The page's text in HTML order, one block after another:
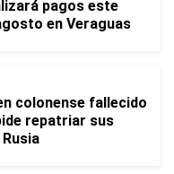
pagos este
en Veraguas
colonense fallecido
repatriar sus